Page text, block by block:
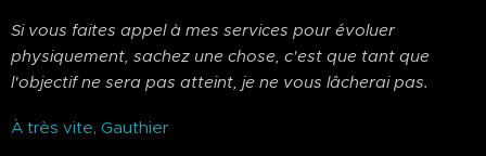
Si vous faites appel à mes services pour évoluer
physiquement, sachez une chose, c'est que tant que
l'objectif ne sera pas atteint, je ne vous lâcherai pas.
À très vite, Gauthier